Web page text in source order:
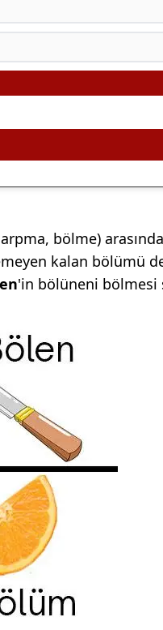
bölme)
kalan bölümü
'in bölüneni bölmesi